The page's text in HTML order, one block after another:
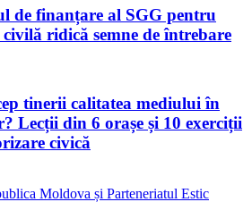
de finanțare al SGG pentru
civilă ridică semne de întrebare
tinerii calitatea mediului în
Lecții din 6 orașe și 10 exerciții
civică
Moldova și Parteneriatul Estic